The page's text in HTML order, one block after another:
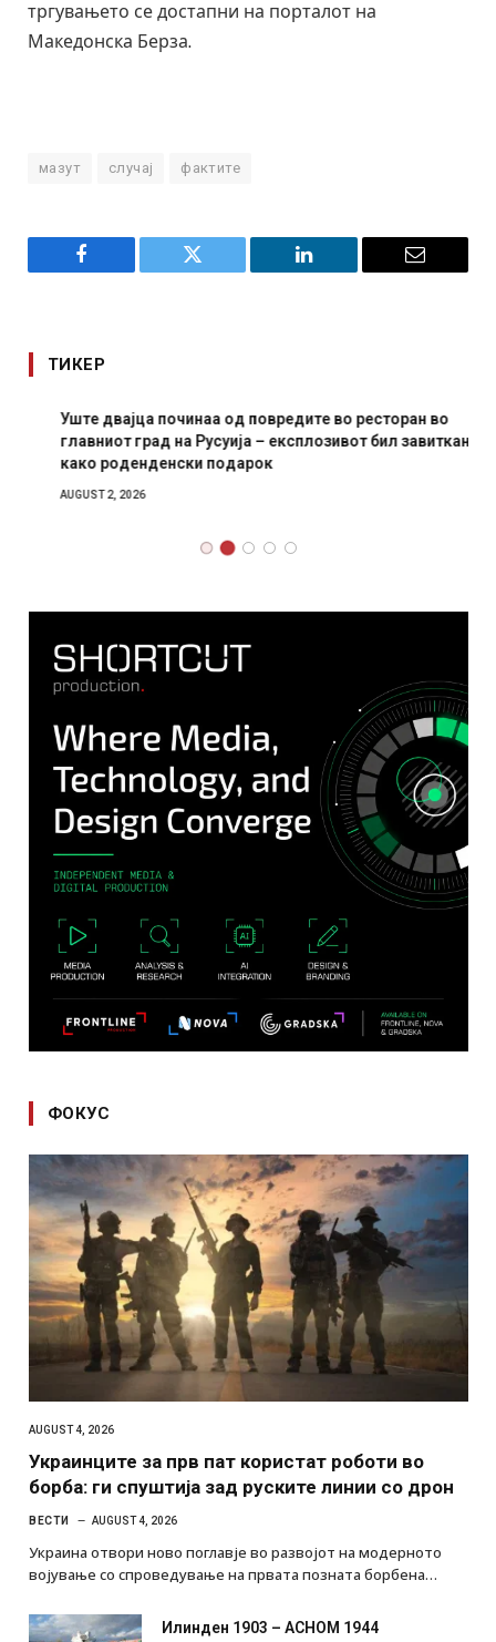
тргувањето се достапни на порталот на
Македонска Берза.
мазут случај фактите
Facebook Twitter LinkedIn Email
ТИКЕР
Уште двајца починаа од повредите во ресторан во
главниот град на Русуија – експлозивот бил завиткан
како роденденски подарок
AUGUST 2, 2026
ФОКУС
AUGUST 4, 2026
Украинците за прв пат користат роботи во
борба: ги спуштија зад руските линии со дрон
ВЕСТИ AUGUST 4, 2026
Украина отвори ново поглавје во развојот на модерното
војување со спроведување на првата позната борбена…
Илинден 1903 – АСНОМ 1944